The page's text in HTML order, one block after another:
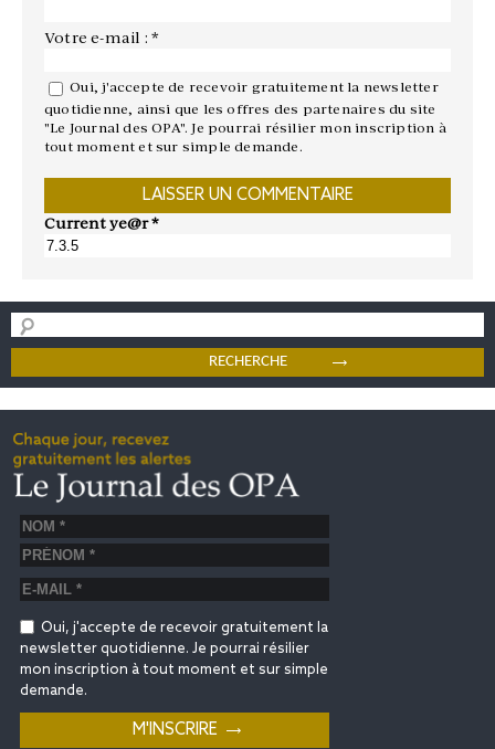
Votre e-mail : *
Oui, j'accepte de recevoir gratuitement la newsletter
quotidienne, ainsi que les offres des partenaires du site
"Le Journal des OPA". Je pourrai résilier mon inscription à
tout moment et sur simple demande.
Current ye@r*
Oui, j'accepte de recevoir gratuitement la
newsletter quotidienne. Je pourrai résilier
mon inscription à tout moment et sur simple
demande.